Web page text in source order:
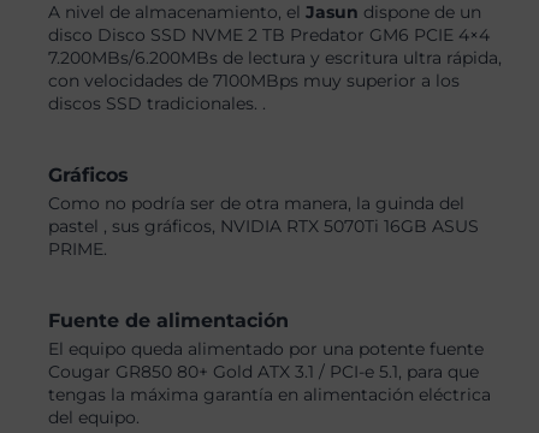
A nivel de almacenamiento, elJasun dispone de un
disco Disco SSD NVME 2 TB Predator GM6 PCIE 4×4
7.200MBs/6.200MBs de lectura y escritura ultra rápida,
con velocidades de 7100MBps muy superior a los
discos SSD tradicionales. .
Gráficos
Como no podría ser de otra manera, la guinda del
pastel , sus gráficos, NVIDIA RTX 5070Ti 16GB ASUS
PRIME.
Fuente de alimentación
El equipo queda alimentado por una potente fuente
Cougar GR850 80+ Gold ATX 3.1 / PCI-e 5.1, para que
tengas la máxima garantía en alimentación eléctrica
del equipo.